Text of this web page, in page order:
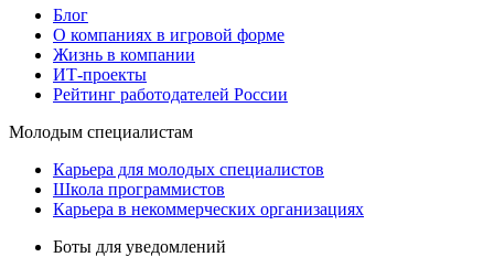
Блог
О компаниях в игровой форме
Жизнь в компании
ИТ-проекты
Рейтинг работодателей России
Молодым специалистам
Карьера для молодых специалистов
Школа программистов
Карьера в некоммерческих организациях
Боты для уведомлений